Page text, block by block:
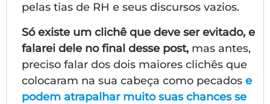
pelas tias de RH e seus discursos vazios.
Só existe um clichê que deve ser evitado, e
falarei dele no final desse post, mas antes,
preciso falar dos dois maiores clichês que
colocaram na sua cabeça como pecados e
podem atrapalhar muito suas chances se